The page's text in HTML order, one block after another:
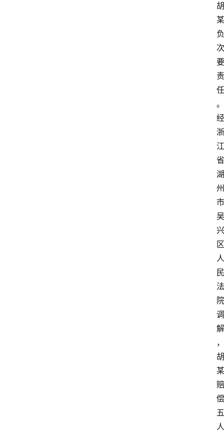
胡
某
负
次
要
责
任
。
经
浙
江
省
湖
州
市
吴
兴
区
人
民
法
院
调
解
，
胡
某
赔
偿
五
人